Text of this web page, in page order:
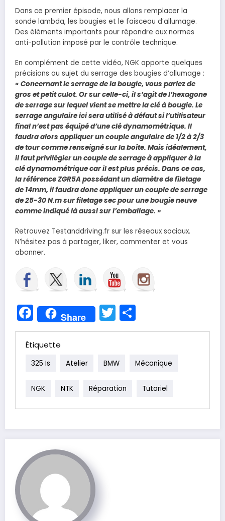
Dans ce premier épisode, nous allons remplacer la
sonde lambda, les bougies et le faisceau d’allumage.
Des éléments importants pour répondre aux normes
anti-pollution imposé par le contrôle technique.
En complément de cette vidéo, NGK apporte quelques
précisions au sujet du serrage des bougies d’allumage :
« Concernant le serrage de la bougie, vous parlez de
gros et petit culot. Or sur celle-ci, il s’agit de l’hexagone
de serrage sur lequel vient se mettre la clé à bougie. Le
serrage angulaire ici sera utilisé à défaut si l’utilisateur
final n’est pas équipé d’une clé dynamométrique. Il
faudra alors appliquer un couple angulaire de 1/2 à 2/3
de tour comme renseigné sur la boîte. Mais idéalement,
il faut privilégier un couple de serrage à appliquer à la
clé dynamométrique car il est plus précis. Dans ce cas,
la référence ZGR5A possédant un diamètre de filetage
de 14mm, il faudra donc appliquer un couple de serrage
de 25-30 N.m sur filetage sec pour une bougie neuve
comme indiqué là aussi sur l’emballage. »
Retrouvez Testanddriving.fr sur les réseaux sociaux.
N’hésitez pas à partager, liker, commenter et vous
abonner.
Facebook
Share Twitter
Étiquette
325 Is Atelier BMW Mécanique
NGK NTK Réparation Tutoriel